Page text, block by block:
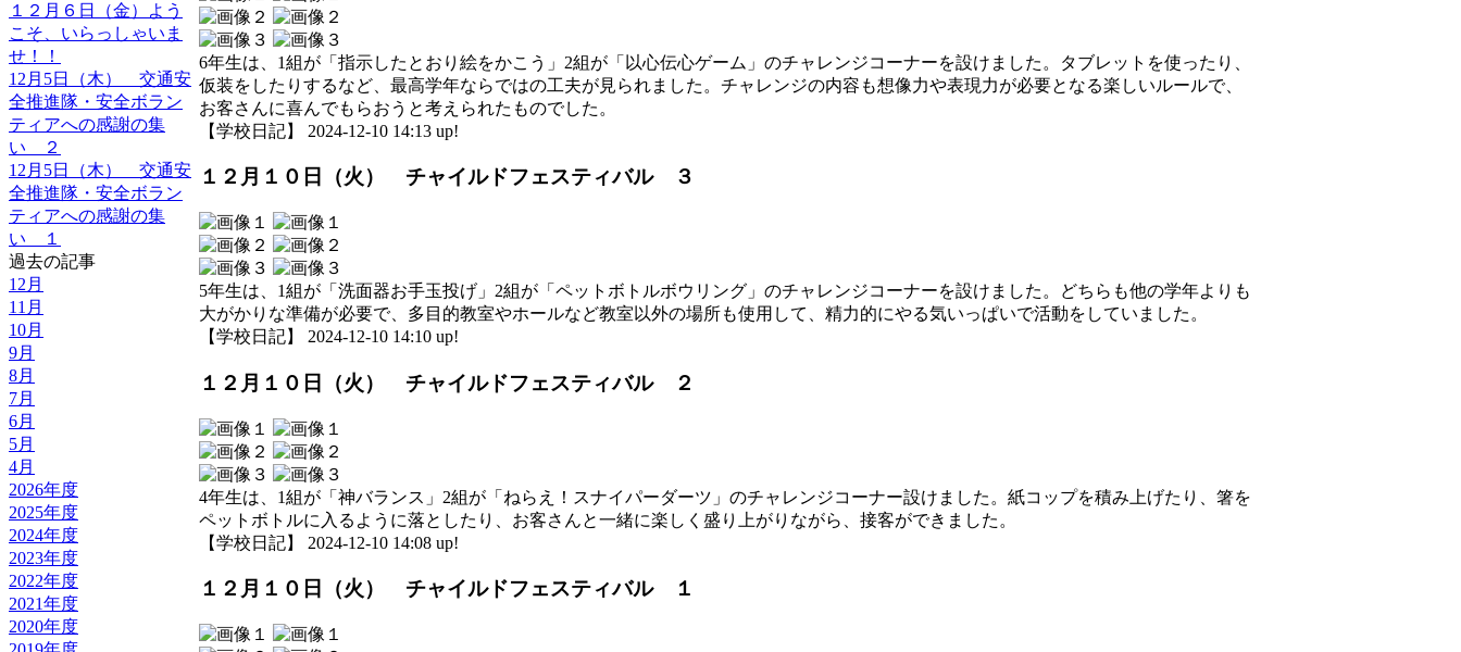
１２月６日（金）よう
こそ、いらっしゃいま
せ！！
12月5日（木） 交通安
全推進隊・安全ボラン
ティアへの感謝の集
い ２
12月5日（木） 交通安
全推進隊・安全ボラン
ティアへの感謝の集
い １
過去の記事
12月
11月
10月
9月
8月
7月
6月
5月
4月
2026年度
2025年度
2024年度
2023年度
2022年度
2021年度
2020年度
6年生は、1組が「指示したとおり絵をかこう」2組が「以心伝心ゲーム」のチャレンジコーナーを設けました。タブレットを使ったり、
仮装をしたりするなど、最高学年ならではの工夫が見られました。チャレンジの内容も想像力や表現力が必要となる楽しいルールで、
お客さんに喜んでもらおうと考えられたものでした。
【学校日記】 2024-12-10 14:13 up!
１２月１０日（火） チャイルドフェスティバル ３
5年生は、1組が「洗面器お手玉投げ」2組が「ペットボトルボウリング」のチャレンジコーナーを設けました。どちらも他の学年よりも
大がかりな準備が必要で、多目的教室やホールなど教室以外の場所も使用して、精力的にやる気いっぱいで活動をしていました。
【学校日記】 2024-12-10 14:10 up!
１２月１０日（火） チャイルドフェスティバル ２
4年生は、1組が「神バランス」2組が「ねらえ！スナイパーダーツ」のチャレンジコーナー設けました。紙コップを積み上げたり、箸を
ペットボトルに入るように落としたり、お客さんと一緒に楽しく盛り上がりながら、接客ができました。
【学校日記】 2024-12-10 14:08 up!
１２月１０日（火） チャイルドフェスティバル １